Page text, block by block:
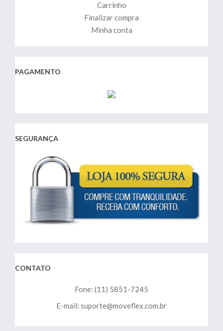
Carrinho
Finalizar compra
Minha conta
PAGAMENTO
SEGURANÇA
CONTATO
Fone: (11) 5851-7245
E-mail: suporte@moveflex.com.br